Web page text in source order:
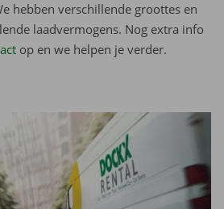
hebben verschillende groottes en
laadvermogens. Nog extra info
op en we helpen je verder.